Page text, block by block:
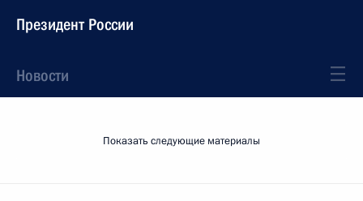
Президент России
Новости
Показать следующие материалы